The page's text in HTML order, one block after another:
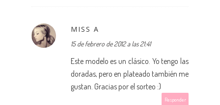
MISS A
15 de febrero de 2012 a las 21:41
Este modelo es un clásico. Yo tengo las
doradas, pero en plateado también me
gustan. Gracias por el sorteo :)
Responder